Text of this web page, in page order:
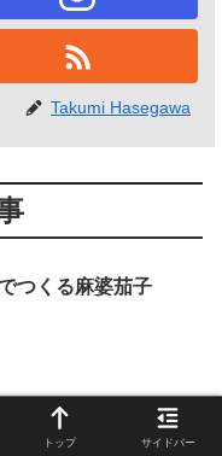
Takumi Hasegawa
つくる麻婆茄子
た。豆板醤や甜麺醤など
る料理です。
トップ サイドバー